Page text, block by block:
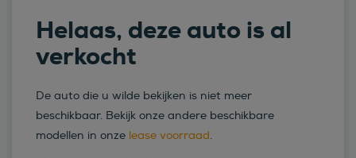
Helaas, deze auto is al
verkocht
De auto die u wilde bekijken is niet meer
beschikbaar. Bekijk onze andere beschikbare
modellen in onze lease voorraad.